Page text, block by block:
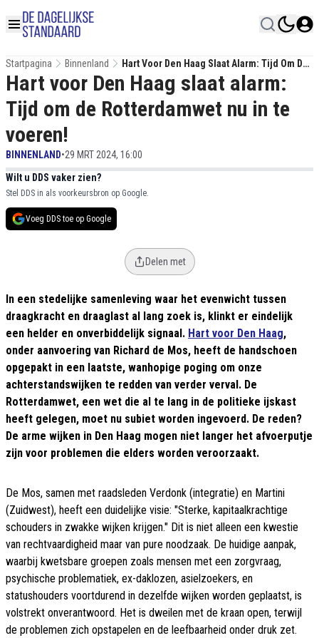
Startpagina Binnenland
Hart Voor Den Haag Slaat Alarm: Tijd Om De
Rotterdamwet Nu In Te Voeren!
Hart voor Den Haag slaat alarm:
Tijd om de Rotterdamwet nu in te
voeren!
BINNENLAND•29 MRT 2024, 16:00
Wilt u DDS vaker zien?
Stel DDS in als voorkeursbron op Google.
Voeg DDS toe op Google
Delen met
In een stedelijke samenleving waar het evenwicht tussen
draagkracht en draaglast al lang zoek is, klinkt er eindelijk
een helder en onverbiddelijk signaal. Hart voor Den Haag,
onder aanvoering van Richard de Mos, heeft de handschoen
opgepakt in een laatste, wanhopige poging om onze
achterstandswijken te redden van verder verval. De
Rotterdamwet, een wet die al te lang in de politieke ijskast
heeft gelegen, moet nu subiet worden ingevoerd. De reden?
De arme wijken in Den Haag mogen niet langer het afvoerputje
zijn voor problemen die elders worden veroorzaakt.
De Mos, samen met raadsleden Verdonk (integratie) en Martini
(Zuidwest), heeft een duidelijke visie: "Sterke, kapitaalkrachtige
schouders in zwakke wijken krijgen." Dit is niet alleen een kwestie
van rechtvaardigheid maar van pure noodzaak. De huidige aanpak,
waarbij kwetsbare groepen zoals mensen met een zorgvraag,
psychische problematiek, ex-daklozen, asielzoekers, en
statushouders voortdurend in dezelfde wijken worden geplaatst, is
volstrekt onverantwoord. Het is dweilen met de kraan open, terwijl
de problemen zich opstapelen en de leefbaarheid onder druk zet.